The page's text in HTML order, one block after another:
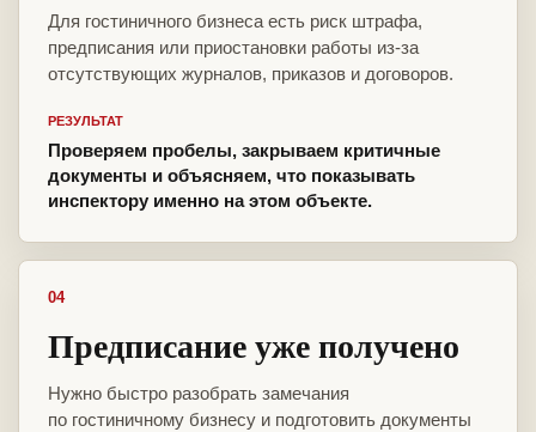
Для гостиничного бизнеса есть риск штрафа,
предписания или приостановки работы из-за
отсутствующих журналов, приказов и договоров.
РЕЗУЛЬТАТ
Проверяем пробелы, закрываем критичные
документы и объясняем, что показывать
инспектору именно на этом объекте.
04
Предписание уже получено
Нужно быстро разобрать замечания
по гостиничному бизнесу и подготовить документы